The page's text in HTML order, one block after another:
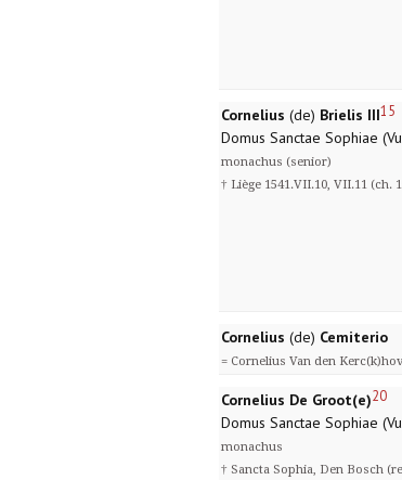
Cornelius (de) Brielis III15
Domus Sanctae Sophiae
monachus (senior)
† Liège 1541.VII.10, VII.11 (ch.
Cornelius (de) Cemiterio
= Cornelius Van den
Cornelius De Groot(e)20
Domus Sanctae Sophiae
monachus
† Sancta Sophia, Den Bosch